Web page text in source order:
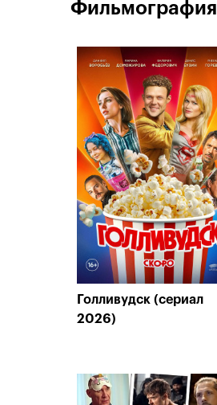
Фильмография
Голливудск (сериал
2026)